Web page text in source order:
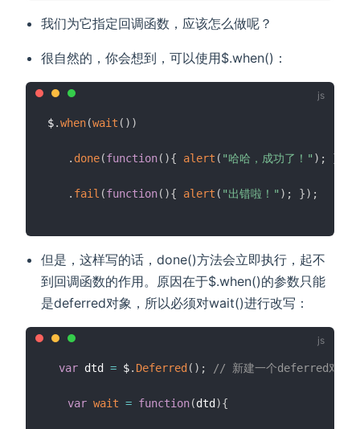
我们为它指定回调函数，应该怎么做呢？
很自然的，你会想到，可以使用$.when()：
$.when(wait ( ) )
. done(function( ){ alert ( "哈哈，成功了！" ) ; }
. fail (function( ){ alert ( "出错啦！" ) ; }) ;
但是，这样写的话，done()方法会立即执行，起不
到回调函数的作用。原因在于$.when()的参数只能
是deferred对象，所以必须对wait()进行改写：
var dtd = $. Deferred( ) ; // 新建一个deferred对象
var wait = function(dtd){